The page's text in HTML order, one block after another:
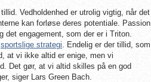
Vedholdenhed er utrolig vigtig, når det
kan forløse deres potentiale. Passion
engagement, som der er i Triton.
sportslige strategi. Endelig er der tillid, som
at vi ikke altid er enige, men vi
Det gør, at vi altid skilles på en god
siger Lars Green Bach.